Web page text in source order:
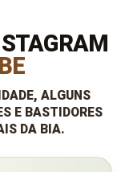
ALGUNS
E BASTIDORES
DA BIA.